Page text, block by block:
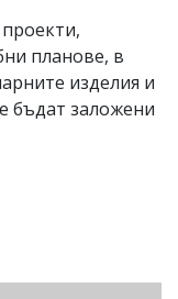
планове, в
изделия и
бъдат заложени